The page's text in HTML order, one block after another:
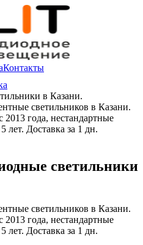
Контакты
в Казани.
светильников в Казани.
года, нестандартные
лет. Доставка за 1 дн.
светильники
светильников в Казани.
года, нестандартные
лет. Доставка за 1 дн.